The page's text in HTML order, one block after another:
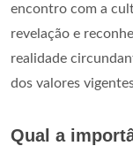
encontro com a
revelação e
realidade
dos valores
Qual a